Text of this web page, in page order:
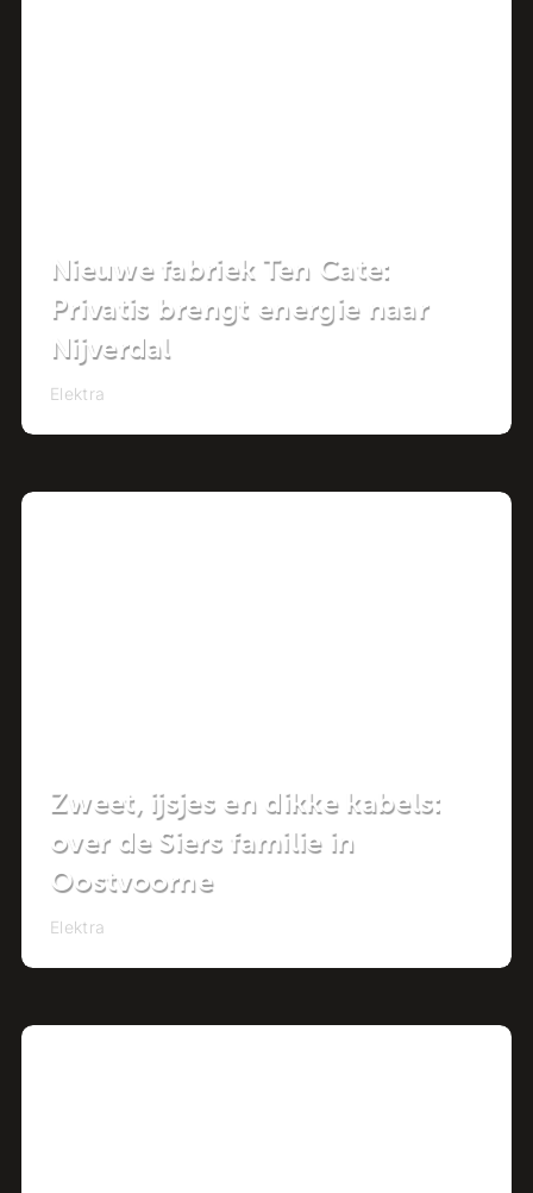
Nieuwe fabriek Ten Cate:
Privatis brengt energie naar
Nijverdal
Elektra
Zweet, ijsjes en dikke kabels:
over de Siers familie in
Oostvoorne
Elektra